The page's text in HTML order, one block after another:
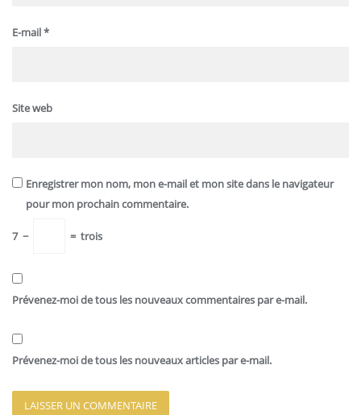
E-mail*
Site web
Enregistrer mon nom, mon e-mail et mon site dans le navigateur
pour mon prochain commentaire.
7 − = trois
Prévenez-moi de tous les nouveaux commentaires par e-mail.
Prévenez-moi de tous les nouveaux articles par e-mail.